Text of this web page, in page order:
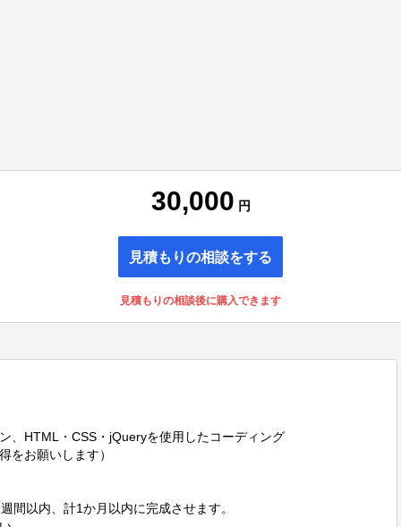
30,000 円
見積もりの相談をする
見積もりの相談後に購入できます
、HTML・CSS・jQueryを使用したコーディング
をお願いします）
間以内、計1か月以内に完成させます。